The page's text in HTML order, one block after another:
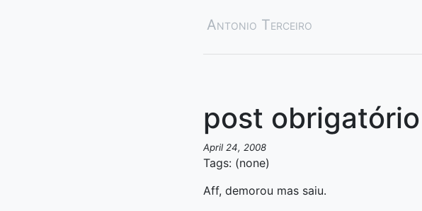
Antonio Terceiro
post
April 24, 2008
Tags: (none)
Aff, demorou mas saiu.